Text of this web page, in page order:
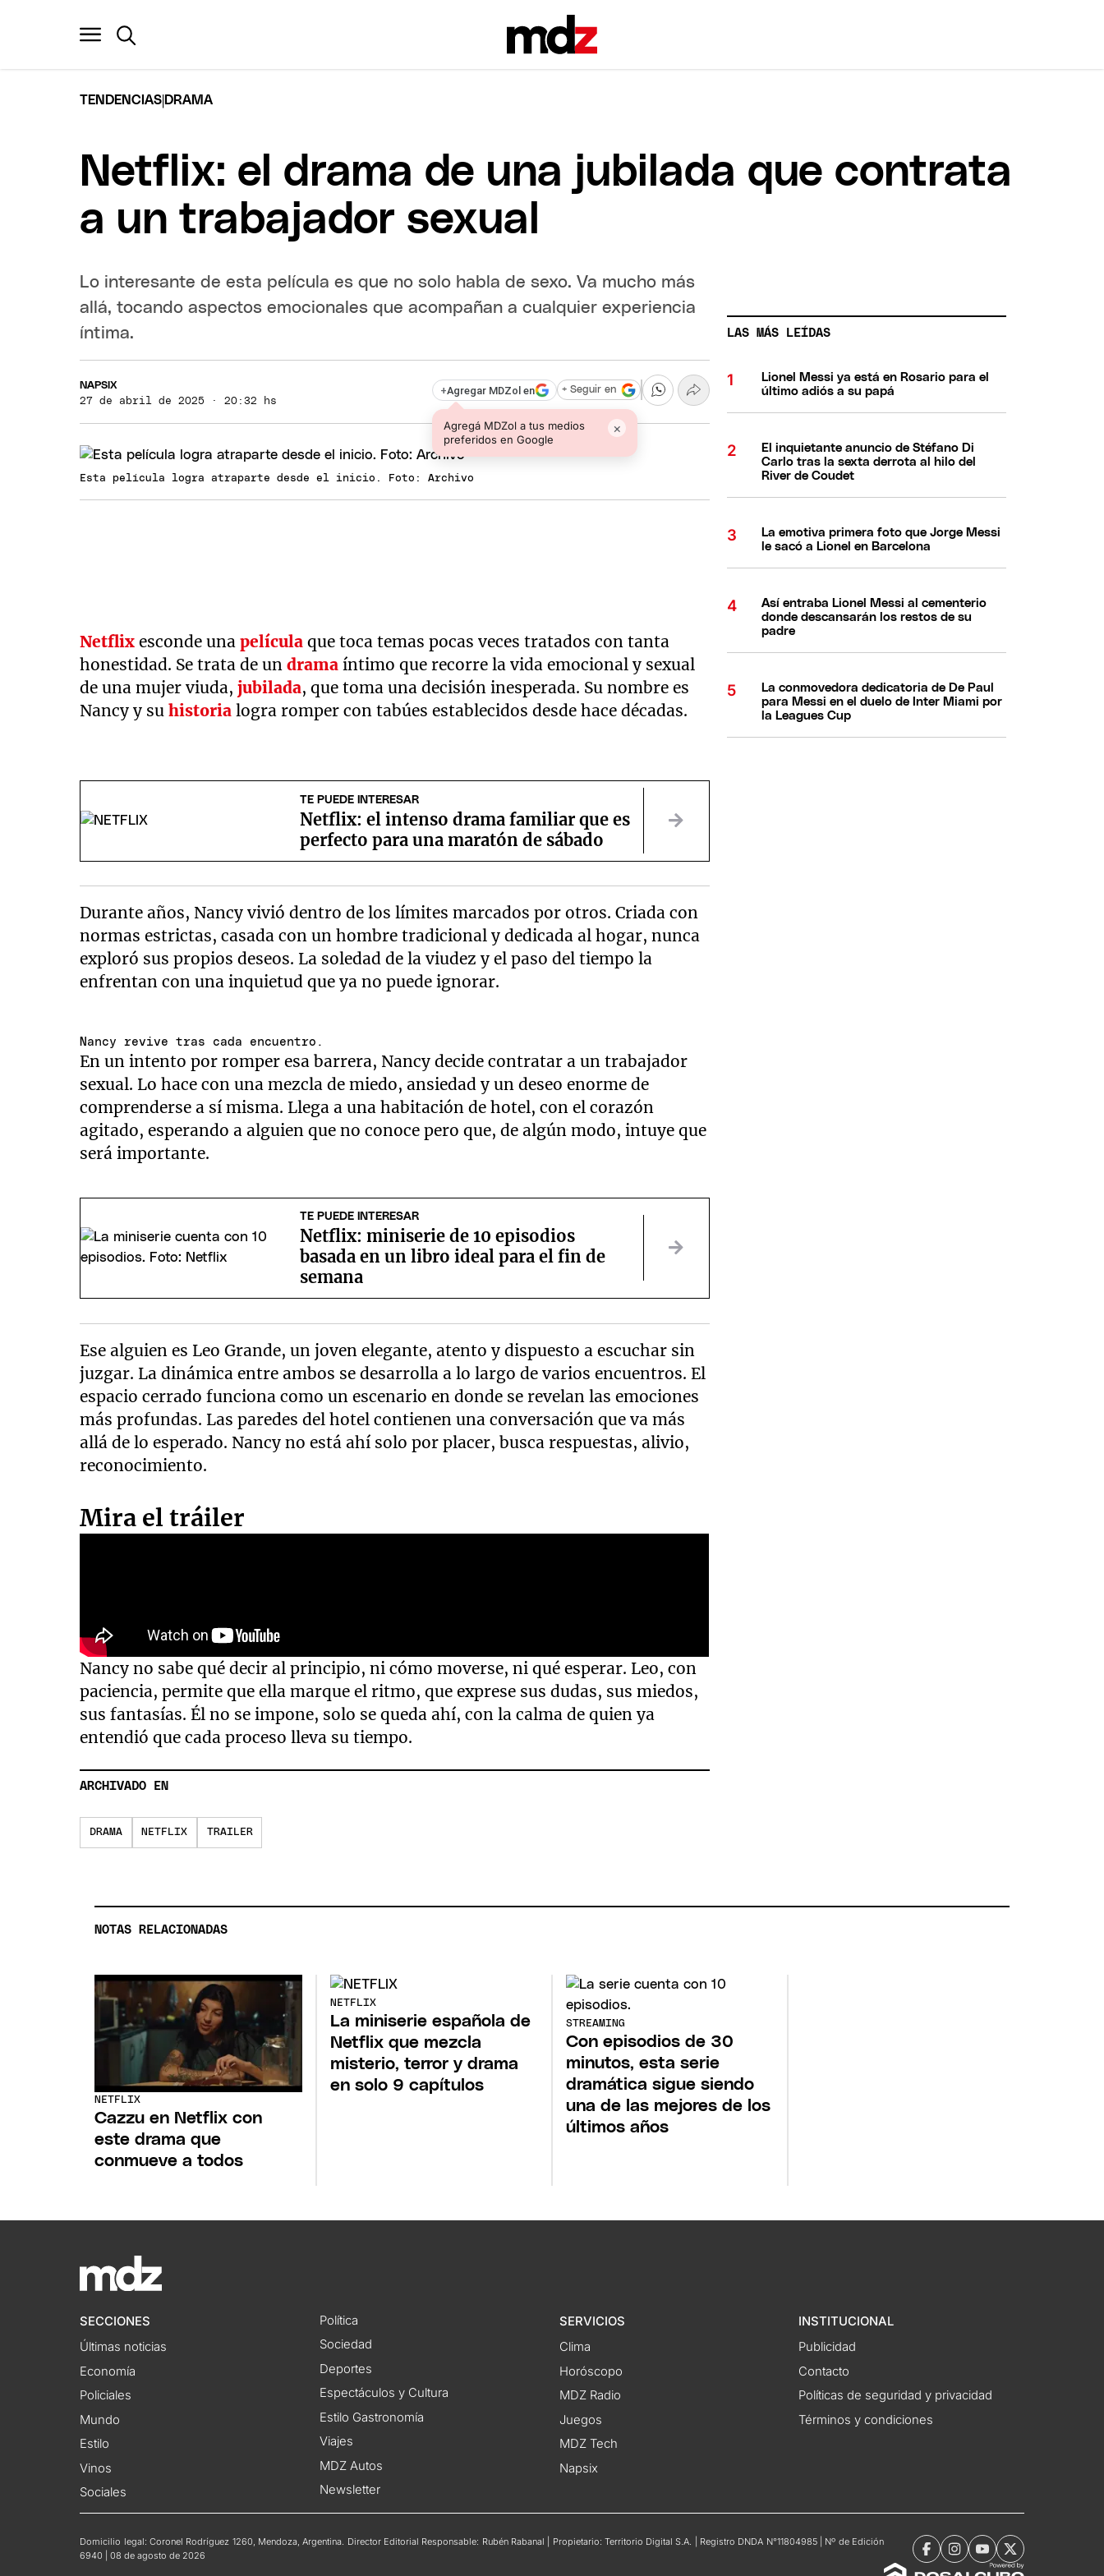
TENDENCIAS DRAMA
Netflix: el drama de una jubilada que contrata
a un trabajador sexual
Lo interesante de esta película es que no solo habla de sexo. Va mucho más
allá, tocando aspectos emocionales que acompañan a cualquier experiencia
íntima.
NAPSIX
27 de abril de 2025 · 20:32 hs
+Agregar MDZol en
Agregá MDZol a tus medios
preferidos en Google
×
+ Seguir en
Esta película logra atraparte desde el inicio. Foto: Archivo
Netflixesconde unapelículaque toca temas pocas veces tratados con tanta
honestidad. Se trata de undramaíntimo que recorre la vida emocional y sexual
de una mujer viuda,jubilada, que toma una decisión inesperada. Su nombre es
Nancy y suhistorialogra romper con tabúes establecidos desde hace décadas.
TE PUEDE INTERESAR
Netflix: el intenso drama familiar que es
perfecto para una maratón de sábado
Durante años, Nancy vivió dentro de los límites marcados por otros. Criada con
normas estrictas, casada con un hombre tradicional y dedicada al hogar, nunca
exploró sus propios deseos. La soledad de la viudez y el paso del tiempo la
enfrentan con una inquietud que ya no puede ignorar.
Nancy revive tras cada encuentro.
En un intento por romper esa barrera, Nancy decide contratar a un trabajador
sexual. Lo hace con una mezcla de miedo, ansiedad y un deseo enorme de
comprenderse a sí misma. Llega a una habitación de hotel, con el corazón
agitado, esperando a alguien que no conoce pero que, de algún modo, intuye que
será importante.
TE PUEDE INTERESAR
Netflix: miniserie de 10 episodios
basada en un libro ideal para el fin de
semana
Ese alguien es Leo Grande, un joven elegante, atento y dispuesto a escuchar sin
juzgar. La dinámica entre ambos se desarrolla a lo largo de varios encuentros. El
espacio cerrado funciona como un escenario en donde se revelan las emociones
más profundas. Las paredes del hotel contienen una conversación que va más
allá de lo esperado. Nancy no está ahí solo por placer, busca respuestas, alivio,
reconocimiento.
Mira el tráiler
Nancy no sabe qué decir al principio, ni cómo moverse, ni qué esperar. Leo, con
paciencia, permite que ella marque el ritmo, que exprese sus dudas, sus miedos,
sus fantasías. Él no se impone, solo se queda ahí, con la calma de quien ya
entendió que cada proceso lleva su tiempo.
ARCHIVADO EN
DRAMA NETFLIX TRAILER
LAS MÁS LEÍDAS
Lionel Messi ya está en Rosario para el
último adiós a su papá
El inquietante anuncio de Stéfano Di
Carlo tras la sexta derrota al hilo del
River de Coudet
La emotiva primera foto que Jorge Messi
le sacó a Lionel en Barcelona
Así entraba Lionel Messi al cementerio
donde descansarán los restos de su
padre
La conmovedora dedicatoria de De Paul
para Messi en el duelo de Inter Miami por
la Leagues Cup
NOTAS RELACIONADAS
NETFLIX
Cazzu en Netflix con
este drama que
conmueve a todos
NETFLIX
La miniserie española de
Netflix que mezcla
misterio, terror y drama
en solo 9 capítulos
STREAMING
Con episodios de 30
minutos, esta serie
dramática sigue siendo
una de las mejores de los
últimos años
SECCIONES
Últimas noticias
Economía
Policiales
Mundo
Estilo
Vinos
Sociales
Política
Sociedad
Deportes
Espectáculos y Cultura
Estilo Gastronomía
Viajes
MDZ Autos
Newsletter
SERVICIOS
Clima
Horóscopo
MDZ Radio
Juegos
MDZ Tech
Napsix
INSTITUCIONAL
Publicidad
Contacto
Políticas de seguridad y privacidad
Términos y condiciones
Domicilio legal: Coronel Rodríguez 1260, Mendoza, Argentina. Director Editorial Responsable: Rubén Rabanal | Propietario: Territorio Digital S.A. | Registro DNDA N°11804985 | Nº de Edición
6940 | 08 de agosto de 2026